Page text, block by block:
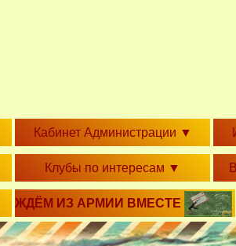
Кабинет Администрации ▼
Клубы по интересам ▼
ЖДЁМ ИЗ АРМИИ ВМЕСТЕ